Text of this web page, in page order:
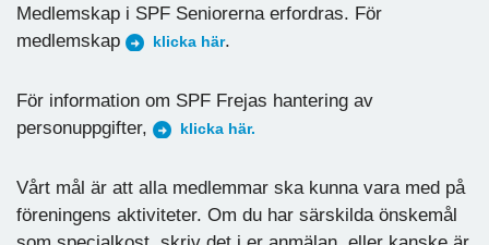
Medlemskap i SPF Seniorerna erfordras. För
medlemskap
klicka här.
För information om SPF Frejas hantering av
personuppgifter,
klicka här.
Vårt mål är att alla medlemmar ska kunna vara med på
föreningens aktiviteter. Om du har särskilda önskemål